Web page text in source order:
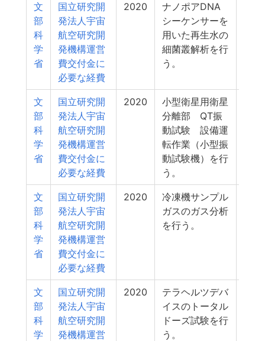
文
部
科
学
省
国立研究開
発法人宇宙
航空研究開
発機構運営
費交付金に
必要な経費
2020
ナノポアDNA
シーケンサーを
用いた再生水の
細菌叢解析を行
う。
文
部
科
学
省
国立研究開
発法人宇宙
航空研究開
発機構運営
費交付金に
必要な経費
2020
小型衛星用衛星
分離部 QT振
動試験 設備運
転作業（小型振
動試験機）を行
う。
文
部
科
学
省
国立研究開
発法人宇宙
航空研究開
発機構運営
費交付金に
必要な経費
2020
冷凍機サンプル
ガスのガス分析
を行う。
文
部
科
学
国立研究開
発法人宇宙
航空研究開
発機構運営
2020
テラヘルツデバ
イスのトータル
ドーズ試験を行
う。